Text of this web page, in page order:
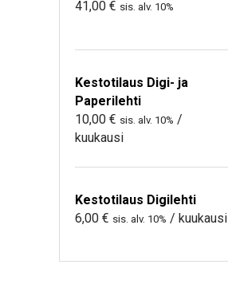
41,00 € sis. alv. 10%
Kestotilaus Digi- ja
Paperilehti
10,00 € sis. alv. 10% /
kuukausi
Kestotilaus Digilehti
6,00 € sis. alv. 10% / kuukausi